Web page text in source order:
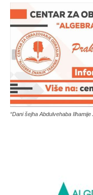
“Dani šejha Abdulvehaba